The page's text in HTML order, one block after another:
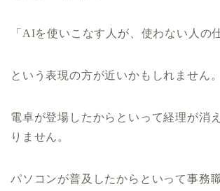
「AIを使いこなす人が、使わない人の
という表現の方が近いかもしれません。
電卓が登場したからといって経理が消
りません。
パソコンが普及したからといって事務